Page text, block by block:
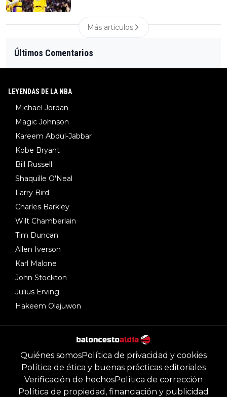
Más articulos
Últimos Comentarios
LEYENDAS DE LA NBA
Michael Jordan
Magic Johnson
Kareem Abdul-Jabbar
Kobe Bryant
Bill Russell
Shaquille O'Neal
Larry Bird
Charles Barkley
Wilt Chamberlain
Tim Duncan
Allen Iverson
Karl Malone
John Stockton
Julius Erving
Hakeem Olajuwon
Quiénes somosPolítica de privacidad y cookies
Política de ética y buenas prácticas editoriales
Verificación de hechosPolítica de corrección
Política de propiedad, financiación y publicidad